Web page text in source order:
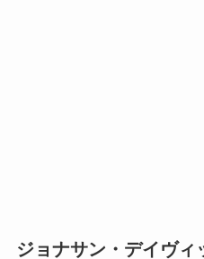
ジョナサン・デイヴィ